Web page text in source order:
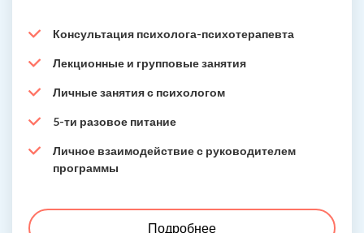
Консультация психолога-психотерапевта
Лекционные и групповые занятия
Личные занятия с психологом
5-ти разовое питание
Личное взаимодействие с руководителем
программы
Подробнее